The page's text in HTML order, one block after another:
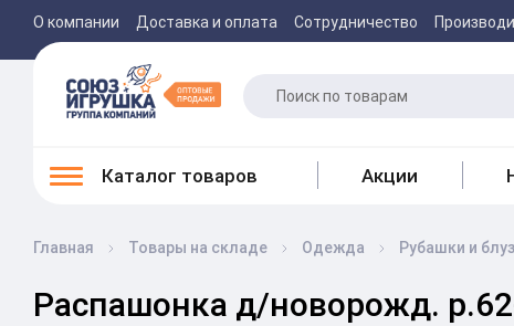
О компании Доставка и оплата Сотрудничество
Каталог товаров Акции
Главная Товары на складе Одежда Рубашки и
Распашонка д/новорожд.